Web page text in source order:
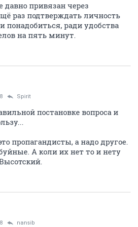
привязан через
раз подтверждать личность
понадобиться, ради удобства
на пять минут.
Spirit
постановке вопроса и
пропагандисты, а надо другое.
А коли их нет то и нету
nansib